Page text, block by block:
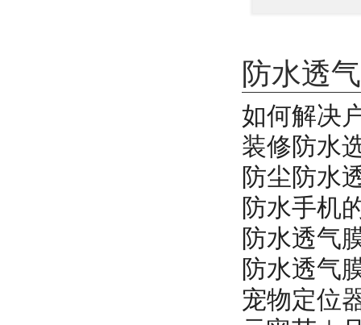
防水透
如何解决
装修防水
防尘防水
防水手机
防水透气
防水透气
宠物定位